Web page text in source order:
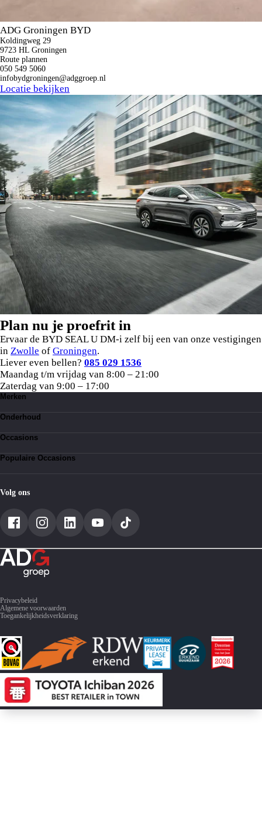
ADG Groningen BYD
Koldingweg 29
9723 HL Groningen
Route plannen
050 549 5060
infobydgroningen@adggroep.nl
Locatie bekijken
Plan nu je proefrit in
Ervaar de BYD SEAL U DM-i zelf bij een van onze vestigingen
in Zwolle of Groningen.
Liever even bellen? 085 029 1536
Maandag t/m vrijdag van 8:00 – 21:00
Zaterdag van 9:00 – 17:00
Merken
Suzuki
BYD
Onderhoud
Bandenservice
Werkplaatsafspraak
Occasions
Suzuki occasions
Populaire Occasions
Toyota Yaris occasions
Toyota Yaris Cross occasions
Toyota RAV4
Volg ons
Privacybeleid
Algemene voorwaarden
Toegankelijkheidsverklaring